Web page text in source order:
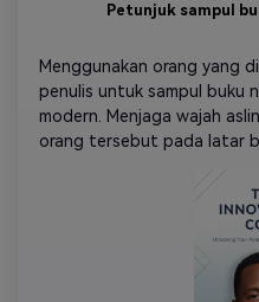
Petunjuk sampul
Menggunakan orang yang
penulis untuk sampul buku
modern. Menjaga wajah
orang tersebut pada latar
bayangan halus,
profesional yang percaya
atau aksen desain garis
keseluruhan: ahli, dapat
bersih untuk judul dan